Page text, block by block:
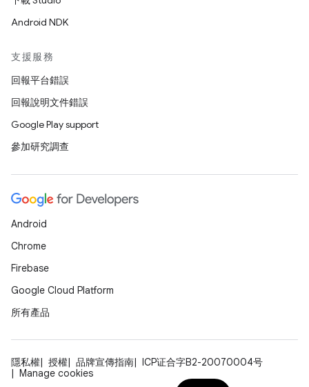
Android NDK
支援服務
回報平台錯誤
回報說明文件錯誤
Google Play support
參加研究調查
Android
Chrome
Firebase
Google Cloud Platform
所有產品
隱私權 授權 品牌宣傳指南
ICP证合字B2-20070004号
Manage cookies